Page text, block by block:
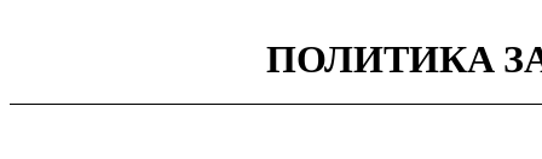
ПОЛИТИКА